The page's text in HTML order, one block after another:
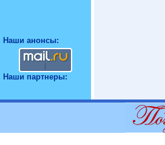
Наши анонсы:
Наши партнеры: